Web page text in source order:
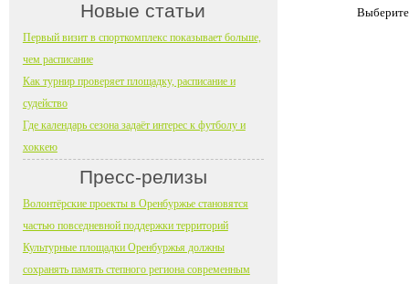
Новые статьи
Первый визит в спорткомплекс показывает больше,
чем расписание
Как турнир проверяет площадку, расписание и
судейство
Где календарь сезона задаёт интерес к футболу и
хоккею
Пресс-релизы
Волонтёрские проекты в Оренбуржье становятся
частью повседневной поддержки территорий
Культурные площадки Оренбуржья должны
сохранять память степного региона современным